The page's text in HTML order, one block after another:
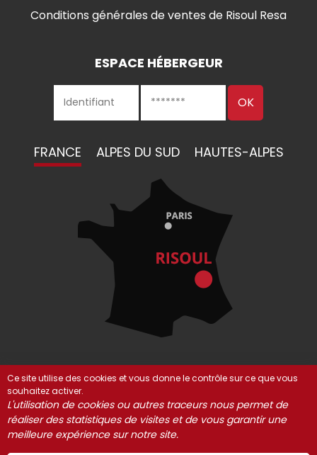
Conditions générales de ventes de Risoul Resa
ESPACE HÉBERGEUR
FRANCE ALPES DU SUD HAUTES-ALPES
© Risoul 2021-2025 Mentions Légales
Partenaires
Gestion des cookies
Ce site utilise des cookies et vous donne le contrôle sur ce que vous
souhaitez activer.
L'utilisation de cookies ou autres traceurs nous permet de
réaliser des statistiques de visites et de vous garantir une
meilleure expérience sur notre site.